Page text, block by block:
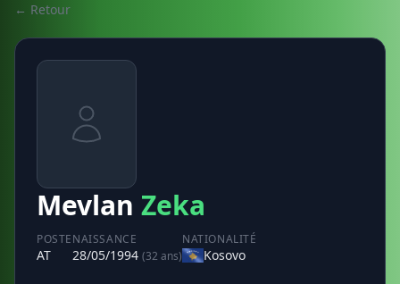
← Retour
Mevlan Zeka
POSTE
AT
NAISSANCE
28/05/1994 (32 ans)
NATIONALITÉ
Kosovo